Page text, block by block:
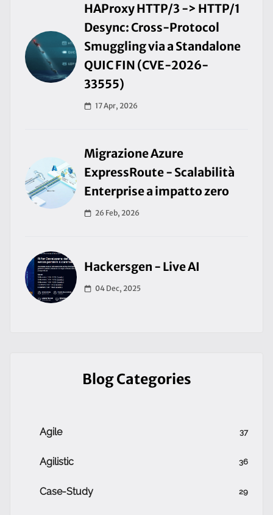
HAProxy HTTP/3 -> HTTP/1
Desync: Cross-Protocol
Smuggling via a Standalone
QUIC FIN (CVE-2026-
33555)
17 Apr, 2026
Migrazione Azure
ExpressRoute - Scalabilità
Enterprise a impatto zero
26 Feb, 2026
Hackersgen - Live AI
04 Dec, 2025
Blog Categories
Agile 37
Agilistic 36
Case-Study 29